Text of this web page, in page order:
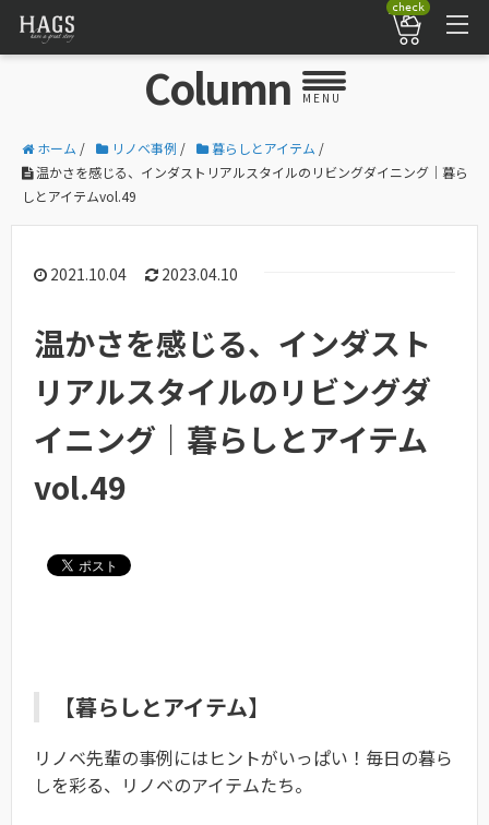
check
Column MENU
ホーム / リノベ事例 / 暮らしとアイテム /
温かさを感じる、インダストリアルスタイルのリビングダイニング｜暮ら
しとアイテムvol.49
2021.10.04 2023.04.10
温かさを感じる、インダスト
リアルスタイルのリビングダ
イニング｜暮らしとアイテム
vol.49
【暮らしとアイテム】
リノベ先輩の事例にはヒントがいっぱい！毎日の暮ら
しを彩る、リノベのアイテムたち。